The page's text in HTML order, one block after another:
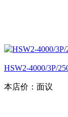
HSW2-4000/3P/
本店价： 面议